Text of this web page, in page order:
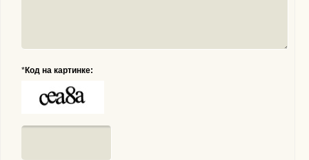
*Код на картинке: